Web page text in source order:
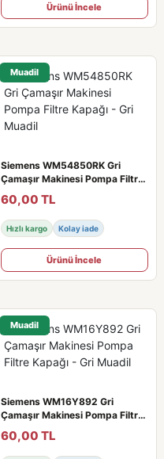
Ürünü İncele
Muadil
Siemens WM54850RK Gri
Çamaşır Makinesi Pompa Filtre
60,00 TL
Hızlı kargo Kolay iade
Ürünü İncele
Muadil
Siemens WM16Y892 Gri
Çamaşır Makinesi Pompa Filtre
60,00 TL